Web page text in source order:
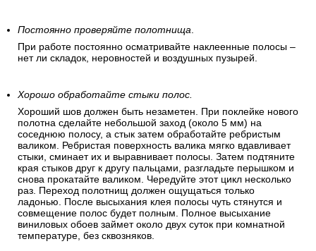
Постоянно проверяйте полотнища.
При работе постоянно осматривайте наклеенные полосы –
нет ли складок, неровностей и воздушных пузырей.
Хорошо обработайте стыки полос.
Хороший шов должен быть незаметен. При поклейке нового
полотна сделайте небольшой заход (около 5 мм) на
соседнюю полосу, а стык затем обработайте ребристым
валиком. Ребристая поверхность валика мягко вдавливает
стыки, сминает их и выравнивает полосы. Затем подтяните
края стыков друг к другу пальцами, разгладьте перышком и
снова прокатайте валиком. Чередуйте этот цикл несколько
раз. Переход полотнищ должен ощущаться только
ладонью. После высыхания клея полосы чуть стянутся и
совмещение полос будет полным. Полное высыхание
виниловых обоев займет около двух суток при комнатной
температуре, без сквозняков.